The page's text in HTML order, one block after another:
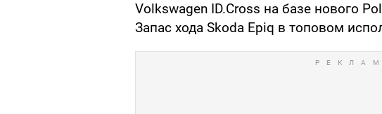
Volkswagen ID.Cross на базе нового
Запас хода Skoda Epiq в топовом